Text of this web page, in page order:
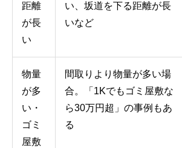
距離
が長
い
い、坂道を下る距離が長
いなど
物量
が多
い・
ゴミ
屋敷
間取りより物量が多い場
合。「1Kでもゴミ屋敷な
ら30万円超」の事例もあ
る